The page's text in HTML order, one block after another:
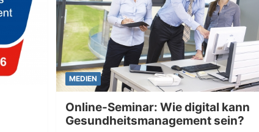
MEDIEN
Online-Seminar: Wie digital kann
Gesundheitsmanagement sein?